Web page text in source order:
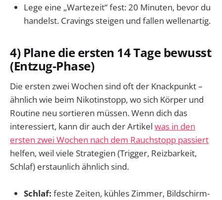
Lege eine „Wartezeit“ fest: 20 Minuten, bevor du
handelst. Cravings steigen und fallen wellenartig.
4) Plane die ersten 14 Tage bewusst
(Entzug-Phase)
Die ersten zwei Wochen sind oft der Knackpunkt –
ähnlich wie beim Nikotinstopp, wo sich Körper und
Routine neu sortieren müssen. Wenn dich das
interessiert, kann dir auch der Artikel was in den
ersten zwei Wochen nach dem Rauchstopp passiert
helfen, weil viele Strategien (Trigger, Reizbarkeit,
Schlaf) erstaunlich ähnlich sind.
Schlaf: feste Zeiten, kühles Zimmer, Bildschirm-